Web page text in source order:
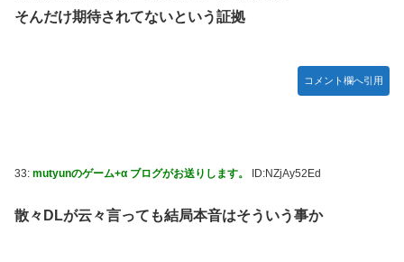
そんだけ期待されてないという証拠
コメント欄へ引用
33: mutyunのゲーム+α ブログがお送りします。 ID:NZjAy52Ed
散々DLが云々言っても結局本音はそういう事か